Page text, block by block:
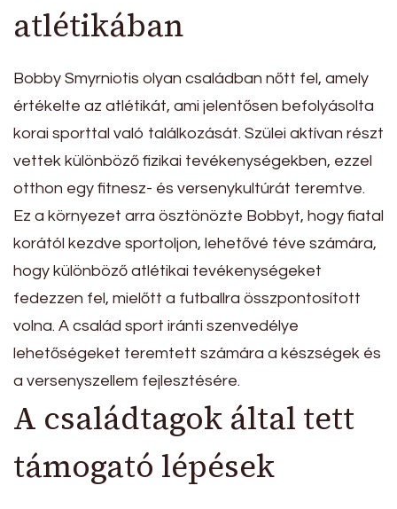
atlétikában
Bobby Smyrniotis olyan családban nőtt fel, amely
értékelte az atlétikát, ami jelentősen befolyásolta
korai sporttal való találkozását. Szülei aktívan részt
vettek különböző fizikai tevékenységekben, ezzel
otthon egy fitnesz- és versenykultúrát teremtve.
Ez a környezet arra ösztönözte Bobbyt, hogy fiatal
korától kezdve sportoljon, lehetővé téve számára,
hogy különböző atlétikai tevékenységeket
fedezzen fel, mielőtt a futballra összpontosított
volna. A család sport iránti szenvedélye
lehetőségeket teremtett számára a készségek és
a versenyszellem fejlesztésére.
A családtagok által tett
támogató lépések